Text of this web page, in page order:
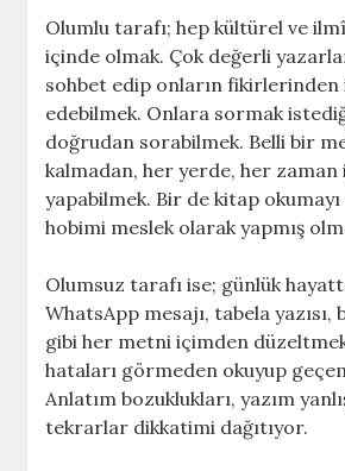
Olumlu tarafı; hep kültürel ve
içinde olmak. Çok değerli
sohbet edip onların
edebilmek. Onlara sormak
doğrudan sorabilmek. Belli bir
kalmadan, her yerde, her zaman
yapabilmek. Bir de kitap
hobimi meslek olarak yapmış
Olumsuz tarafı ise; günlük
WhatsApp mesajı, tabela yazısı,
gibi her metni içimden
hataları görmeden okuyup
Anlatım bozuklukları, yazım
tekrarlar dikkatimi dağıtıyor.